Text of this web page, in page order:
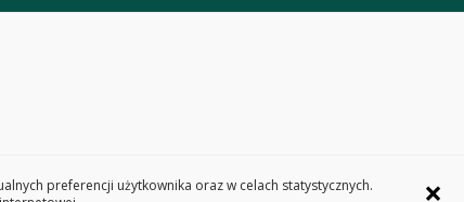
×
preferencji użytkownika oraz w celach statystycznych.